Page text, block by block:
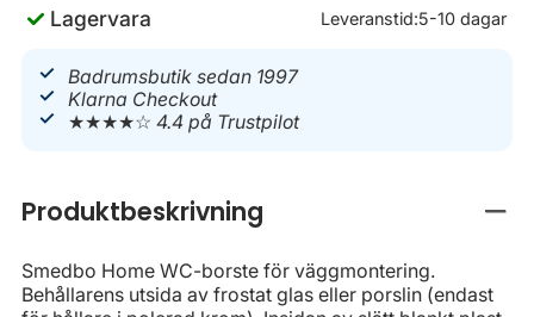
Lagervara Leveranstid:5-10 dagar
Badrumsbutik sedan 1997
Klarna Checkout
★★★★☆4.4 på Trustpilot
Produktbeskrivning
Smedbo Home WC-borste för väggmontering.
Behållarens utsida av frostat glas eller porslin (endast